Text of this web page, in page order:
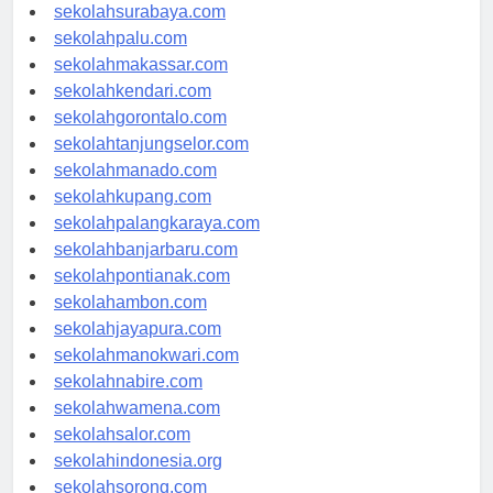
sekolahmataram.com
sekolahsurabaya.com
sekolahpalu.com
sekolahmakassar.com
sekolahkendari.com
sekolahgorontalo.com
sekolahtanjungselor.com
sekolahmanado.com
sekolahkupang.com
sekolahpalangkaraya.com
sekolahbanjarbaru.com
sekolahpontianak.com
sekolahambon.com
sekolahjayapura.com
sekolahmanokwari.com
sekolahnabire.com
sekolahwamena.com
sekolahsalor.com
sekolahindonesia.org